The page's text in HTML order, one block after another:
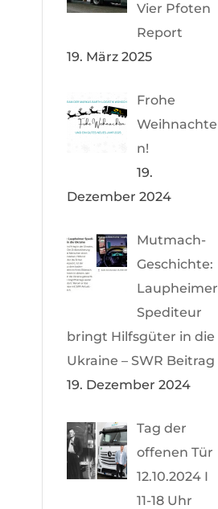
Vier Pfoten
Report
19. März 2025
Frohe
Weihnachte
n!
19.
Dezember 2024
Mutmach-
Geschichte:
Laupheimer
Spediteur
bringt Hilfsgüter in die
Ukraine – SWR Beitrag
19. Dezember 2024
Tag der
offenen Tür
12.10.2024 I
11-18 Uhr